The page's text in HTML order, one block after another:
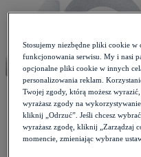
Aktualności
Badania
Stosujemy niezbędne pliki cookie w
funkcjonowania serwisu. My i nasi
opcjonalne pliki cookie w innych
personalizowania reklam.
Twojej zgody, którą możesz
wyrażasz zgody na
kliknij „Odrzuć”. Jeśli chcesz
wyrażasz zgodę, kliknij „Zarządzaj
momencie, zmieniając wybrane